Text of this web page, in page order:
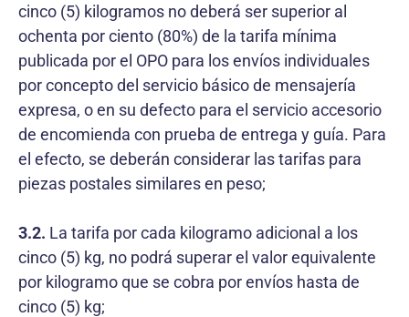
cinco (5) kilogramos no deberá ser superior al
ochenta por ciento (80%) de la tarifa mínima
publicada por el OPO para los envíos individuales
por concepto del servicio básico de mensajería
expresa, o en su defecto para el servicio accesorio
de encomienda con prueba de entrega y guía. Para
el efecto, se deberán considerar las tarifas para
piezas postales similares en peso;
3.2. La tarifa por cada kilogramo adicional a los
cinco (5) kg, no podrá superar el valor equivalente
por kilogramo que se cobra por envíos hasta de
cinco (5) kg;